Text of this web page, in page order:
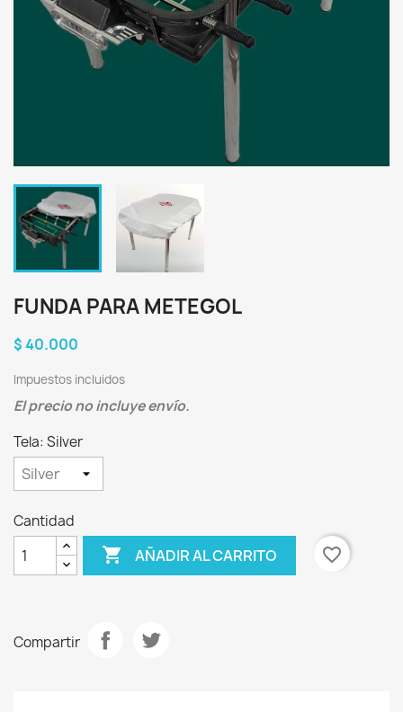
FUNDA PARA METEGOL
$ 40.000
Impuestos incluidos
El precio no incluye envío.
Tela: Silver
Cantidad
 AÑADIR AL CARRITO favorite_border
Compartir